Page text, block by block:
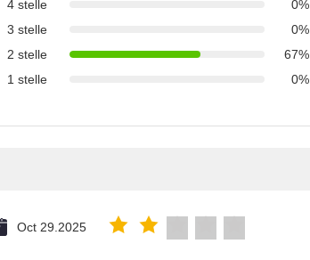
4 stelle
0%
3 stelle
0%
2 stelle
67%
1 stelle
0%
Oct 29.2025